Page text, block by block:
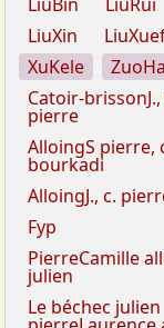
LiuXin
XuKele
Catoir-
pierre
AlloingS pierre,
bourkadi
AlloingJ., c.
Fyp
PierreCamille
julien
Le béchec julien